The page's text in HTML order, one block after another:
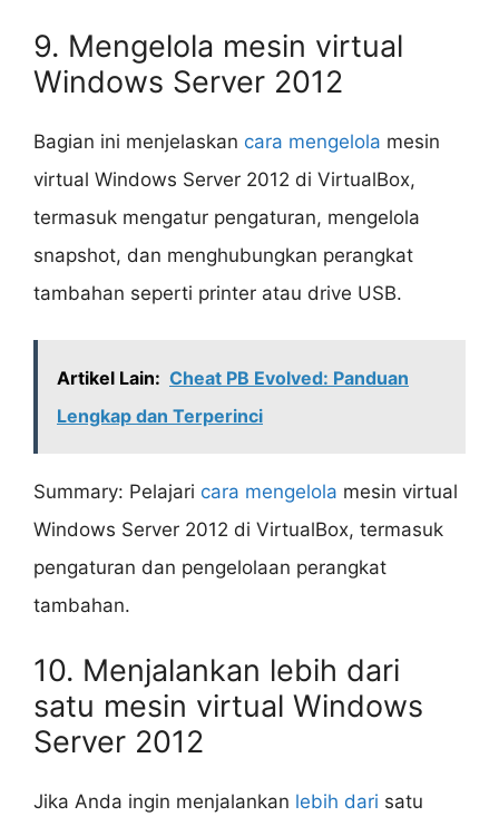
9. Mengelola mesin virtual
Windows Server 2012
Bagian ini menjelaskan cara mengelola mesin
virtual Windows Server 2012 di VirtualBox,
termasuk mengatur pengaturan, mengelola
snapshot, dan menghubungkan perangkat
tambahan seperti printer atau drive USB.
Artikel Lain: Cheat PB Evolved: Panduan
Lengkap dan Terperinci
Summary: Pelajari cara mengelola mesin virtual
Windows Server 2012 di VirtualBox, termasuk
pengaturan dan pengelolaan perangkat
tambahan.
10. Menjalankan lebih dari
satu mesin virtual Windows
Server 2012
Jika Anda ingin menjalankan lebih dari satu